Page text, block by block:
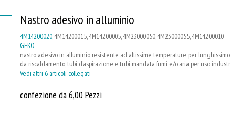
Nastro adesivo in alluminio
4M14200020, 4M14200015, 4M14200005, 4M23000050, 4M23000055, 4M14200010
GEKO
nastro adesivo in alluminio resistente ad altissime temperature per
da riscaldamento, tubi d’aspirazione e tubi mandata fumi e/o aria per uso
Vedi altri 6 articoli collegati
confezione da 6,00 Pezzi